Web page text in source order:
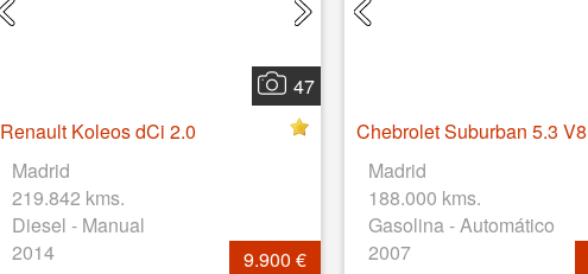
47
Renault Koleos dCi 2.0
Madrid
219.842 kms.
Diesel - Manual
2014
9.900 €
Chebrolet Suburban 5.3 V8
Madrid
188.000 kms.
Gasolina - Automático
2007